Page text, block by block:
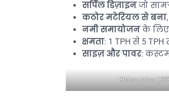
सर्पिल डिज़ाइनजो
कठोर मटेरियल से बना
नमी समायोजनके लिए
क्षमता: 1 TPH से 5
साइज़ और पावर:
Ribbon Mixer (